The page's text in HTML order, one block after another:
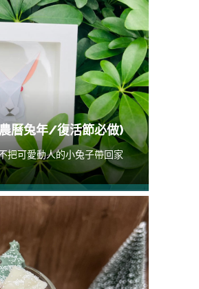
曆兔年/復活節必做)
把可愛動人的小兔子帶回家